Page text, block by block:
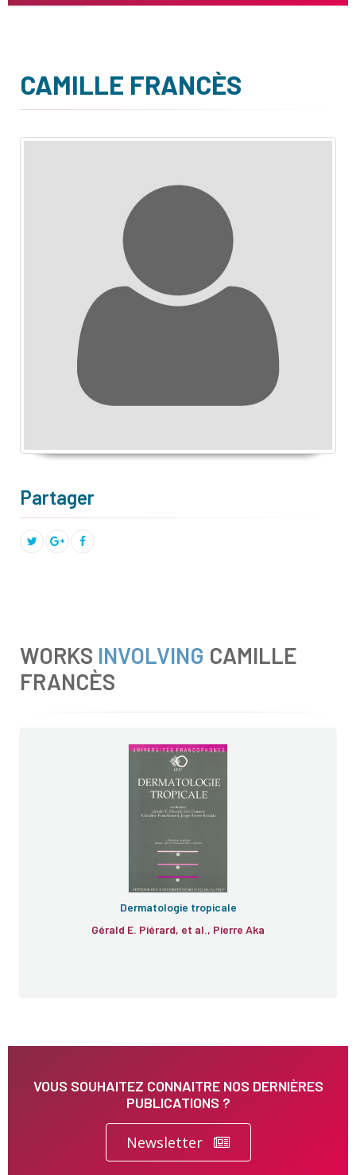
CAMILLE FRANCÈS
Partager
WORKS INVOLVING CAMILLE
FRANCÈS
Dermatologie tropicale
Gérald E. Piérard, et al., Pierre Aka
VOUS SOUHAITEZ CONNAITRE NOS DERNIÈRES
PUBLICATIONS ?
Newsletter